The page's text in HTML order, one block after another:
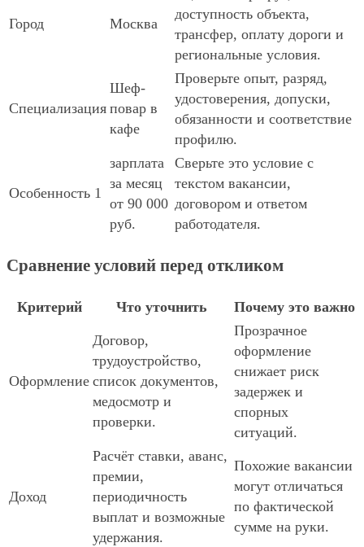
Город Москва
доступность объекта,
трансфер, оплату дороги и
региональные условия.
Специализация
Шеф-
повар в
кафе
Проверьте опыт, разряд,
удостоверения, допуски,
обязанности и соответствие
профилю.
Особенность 1
зарплата
за месяц
от 90 000
руб.
Сверьте это условие с
текстом вакансии,
договором и ответом
работодателя.
Сравнение условий перед откликом
Критерий Что уточнить Почему это важно
Оформление
Договор,
трудоустройство,
список документов,
медосмотр и
проверки.
Прозрачное
оформление
снижает риск
задержек и
спорных
ситуаций.
Доход
Расчёт ставки, аванс,
премии,
периодичность
выплат и возможные
удержания.
Похожие вакансии
могут отличаться
по фактической
сумме на руки.